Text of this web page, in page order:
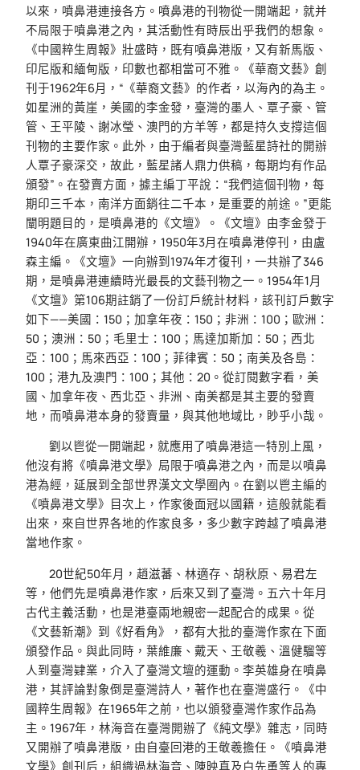
以來，噴鼻港連接各方。噴鼻港的刊物從一開端起，就并
不局限于噴鼻港之內，其活動性有時辰出乎我們的想象。
《中國粹生周報》壯盛時，既有噴鼻港版，又有新馬版、
印尼版和緬甸版，印數也都相當可不雅。《華裔文藝》創
刊于1962年6月，“《華裔文藝》的作者，以海內的為主。
如星洲的黃崖，美國的李金發，臺灣的墨人、覃子豪、管
管、王平陵、謝冰瑩、澳門的方羊等，都是持久支撐這個
刊物的主要作家。此外，由于編者與臺灣藍星詩社的開辦
人覃子豪深交，故此，藍星諸人鼎力供稿，每期均有作品
頒發”。在發賣方面，據主編丁平說：“我們這個刊物，每
期印三千本，南洋方面銷往二千本，是重要的前途。”更能
闡明題目的，是噴鼻港的《文壇》。《文壇》由李金發于
1940年在廣東曲江開辦，1950年3月在噴鼻港停刊，由盧
森主編。《文壇》一向辦到1974年才復刊，一共辦了346
期，是噴鼻港連續時光最長的文藝刊物之一。1954年1月
《文壇》第106期註銷了一份訂戶統計材料，該刊訂戶數字
如下——美國：150；加拿年夜：150；非洲：100；歐洲：
50；澳洲：50；毛里士：100；馬達加斯加：50；西北
亞：100；馬來西亞：100；菲律賓：50；南美及各島：
100；港九及澳門：100；其他：20。從訂閱數字看，美
國、加拿年夜、西北亞、非洲、南美都是其主要的發賣
地，而噴鼻港本身的發賣量，與其他地域比，眇乎小哉。
劉以鬯從一開端起，就應用了噴鼻港這一特別上風，
他沒有將《噴鼻港文學》局限于噴鼻港之內，而是以噴鼻
港為經，延展到全部世界漢文文學圈內。在劉以鬯主編的
《噴鼻港文學》目次上，作家後面冠以國籍，這般就能看
出來，來自世界各地的作家良多，多少數字跨越了噴鼻港
當地作家。
20世紀50年月，趙滋蕃、林適存、胡秋原、易君左
等，他們先是噴鼻港作家，后來又到了臺灣。五六十年月
古代主義活動，也是港臺兩地親密一起配合的成果。從
《文藝新潮》到《好看角》，都有大批的臺灣作家在下面
頒發作品。與此同時，葉維廉、戴天、王敬羲、溫健騮等
人到臺灣肄業，介入了臺灣文壇的運動。李英雄身在噴鼻
港，其評論對象倒是臺灣詩人，著作也在臺灣盛行。《中
國粹生周報》在1965年之前，也以頒發臺灣作家作品為
主。1967年，林海音在臺灣開辦了《純文學》雜志，同時
又開辦了噴鼻港版，由自臺回港的王敬羲擔任。《噴鼻港
文學》創刊后，組織過林海音、陳映真及白先勇等人的專